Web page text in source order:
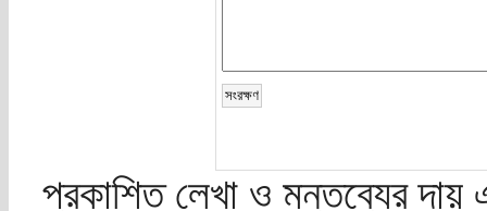
প্রকাশিত লেখা ও মন্তব্যের দায়